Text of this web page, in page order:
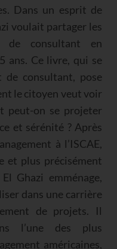
Dans un esprit de
voulait partager les
de consultant en
ans. Ce livre, qui se
de consultant, pose
le citoyen veut voir
peut-on se projeter
et sérénité ? Après
à l’ISCAE,
et plus précisément
Ghazi emménage,
dans une carrière
de projets. Il
l’une des plus
américaines,